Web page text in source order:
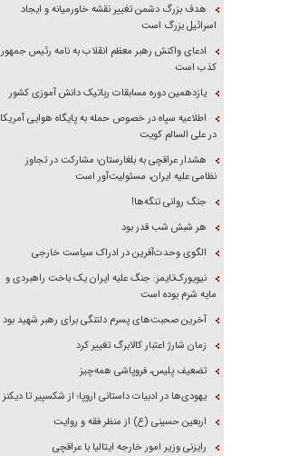
هدف بزرگ دشمن تغییر نقشه خاورمیانه و ایجاد
اسرائیل بزرگ است
ادعای واکنش رهبر معظم انقلاب به نامه رئیس جمهور
کذب است
یازدهمین دوره مسابقات رباتیک دانش آموزی کشور
اطلاعیه سپاه در خصوص حمله به پایگاه هوایی آمریکا
در علی السالم کویت
هشدار عراقچی به بلغارستان؛ مشارکت در تجاوز
نظامی علیه ایران، مسئولیت‌آور است
جنگ روانی تنگه‌ها!
هر شبش شب قدر بود
الگوی وحدت‌آفرین در ادراک سیاست خارجی
نیویورک‌تایمز: جنگ علیه ایران یک باخت راهبردی و
مایه شرم بوده است
آخرین صحبت‌های پسرم دلتنگی برای رهبر شهید بود
زمان شارژ اعتبار کالابرگ تغییر کرد
تضعیف پلیس، فروپاشی همه‌چیز
یهودی‌ها در ادبیات داستانی اروپا؛ از شکسپیر تا دیکنز
اربعین حسینی (ع) از منظر فقه و روایت
رایزنی وزیر امور خارجه ایتالیا با عراقچی